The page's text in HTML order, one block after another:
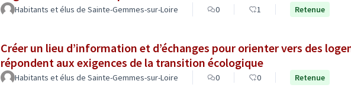
Habitants et élus de Sainte-Gemmes-sur-Loire 0 1 Retenue
Créer un lieu d’information et d’échanges pour orienter vers des
répondent aux exigences de la transition écologique
Habitants et élus de Sainte-Gemmes-sur-Loire 0 0 Retenue